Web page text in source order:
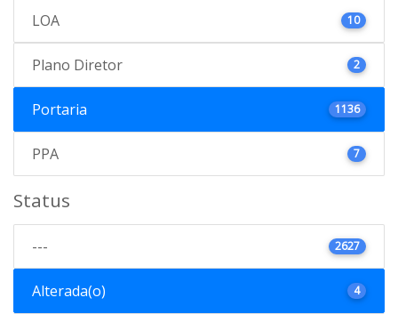
LOA 10
Plano Diretor 2
Portaria 1136
PPA 7
Status
--- 2627
Alterada(o) 4